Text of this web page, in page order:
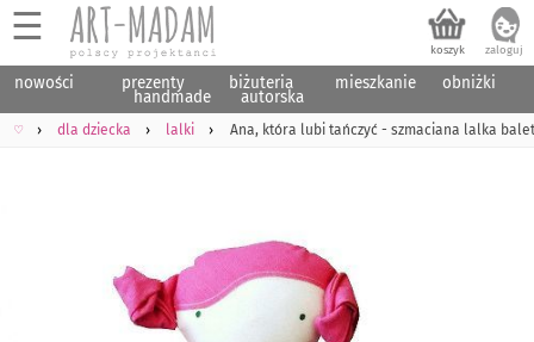
☰
nowości prezenty
handmade
biżuteria
autorska
mieszkanie obniżki
♡ dla dziecka lalki Ana, która lubi tańczyć - szmaciana lalka